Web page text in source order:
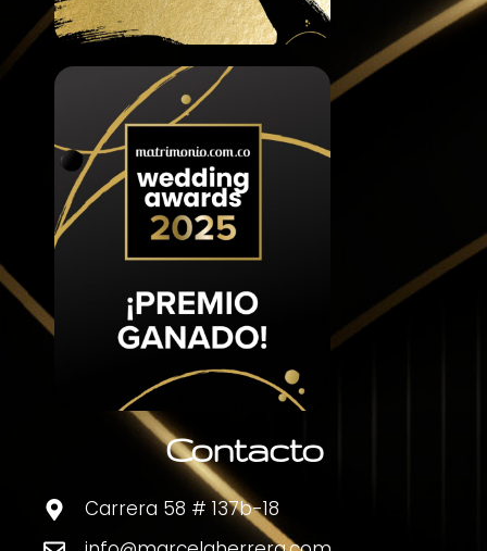
Contacto
Carrera 58 # 137b-18